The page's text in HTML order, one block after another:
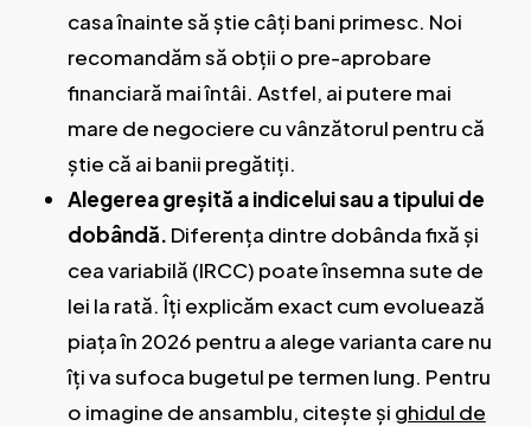
casa înainte să știe câți bani primesc. Noi
recomandăm să obții o pre-aprobare
financiară mai întâi. Astfel, ai putere mai
mare de negociere cu vânzătorul pentru că
știe că ai banii pregătiți.
Alegerea greșită a indicelui sau a tipului de
dobândă. Diferența dintre dobânda fixă și
cea variabilă (IRCC) poate însemna sute de
lei la rată. Îți explicăm exact cum evoluează
piața în 2026 pentru a alege varianta care nu
îți va sufoca bugetul pe termen lung. Pentru
o imagine de ansamblu, citește și ghidul de